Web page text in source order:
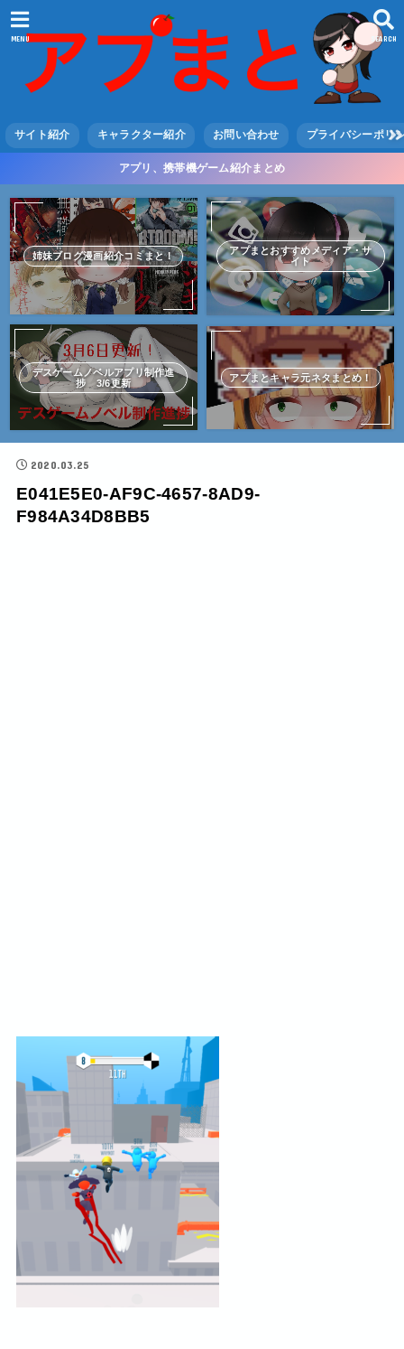
SEARCH
MENU
サイト紹介 キャラクター紹介 お問い合わせ プライバシーポリ
アプリ、携帯機ゲーム紹介まとめ
姉妹ブログ漫画紹介コミまと！
アプまとおすすめメディア・サ
イト
デスゲームノベルアプリ制作進
捗 3/6更新
アプまとキャラ元ネタまとめ！
2020.03.25
E041E5E0-AF9C-4657-8AD9-
F984A34D8BB5